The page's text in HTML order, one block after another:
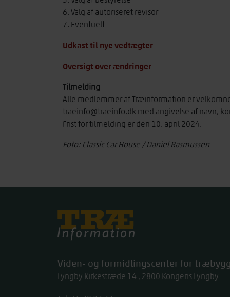
6. Valg af autoriseret revisor
7. Eventuelt
Udkast til nye vedtægter
Oversigt over ændringer
Tilmelding
Alle medlemmer af Træinformation er
traeinfo@traeinfo.dk med angivelse af navn,
Frist for tilmelding er den 10. april 2024.
Foto: Classic Car House / Daniel Rasmussen
Viden- og formidlingscenter for
Lyngby Kirkestræde 14 2800 Kongens Lyngby